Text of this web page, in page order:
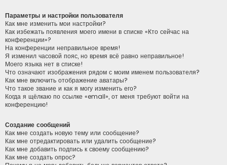
Параметры и настройки пользователя
Как мне изменить мои настройки?
Как избежать появления моего имени в списке «Кто сейчас на
конференции»?
На конференции неправильное время!
Я изменил часовой пояс, но время всё равно неправильное!
Моего языка нет в списке!
Что означают изображения рядом с моим именем пользователя?
Как мне включить отображение аватары?
Что такое звание и как я могу изменить его?
Когда я щёлкаю по ссылке «email», от меня требуют войти на
конференцию!
Создание сообщений
Как мне создать новую тему или сообщение?
Как мне отредактировать или удалить сообщение?
Как мне добавить подпись к своему сообщению?
Как мне создать опрос?